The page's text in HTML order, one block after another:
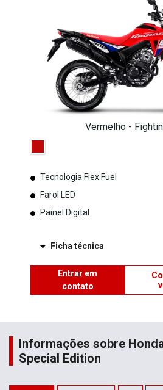
Vermelho -
Tecnologia Flex Fuel
Farol LED
Painel Digital
Ficha técnica
Entrar em
contato
Informações sobre
Special Edition